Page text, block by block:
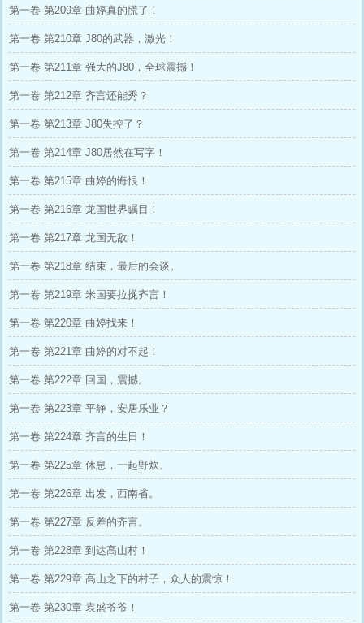
第一卷 第209章 曲婷真的慌了！
第一卷 第210章 J80的武器，激光！
第一卷 第211章 强大的J80，全球震撼！
第一卷 第212章 齐言还能秀？
第一卷 第213章 J80失控了？
第一卷 第214章 J80居然在写字！
第一卷 第215章 曲婷的悔恨！
第一卷 第216章 龙国世界瞩目！
第一卷 第217章 龙国无敌！
第一卷 第218章 结束，最后的会谈。
第一卷 第219章 米国要拉拢齐言！
第一卷 第220章 曲婷找来！
第一卷 第221章 曲婷的对不起！
第一卷 第222章 回国，震撼。
第一卷 第223章 平静，安居乐业？
第一卷 第224章 齐言的生日！
第一卷 第225章 休息，一起野炊。
第一卷 第226章 出发，西南省。
第一卷 第227章 反差的齐言。
第一卷 第228章 到达高山村！
第一卷 第229章 高山之下的村子，众人的震惊！
第一卷 第230章 袁盛爷爷！